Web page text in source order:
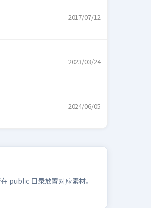
2017/07/12
2023/03/24
2024/06/05
public 目录放置对应素材。